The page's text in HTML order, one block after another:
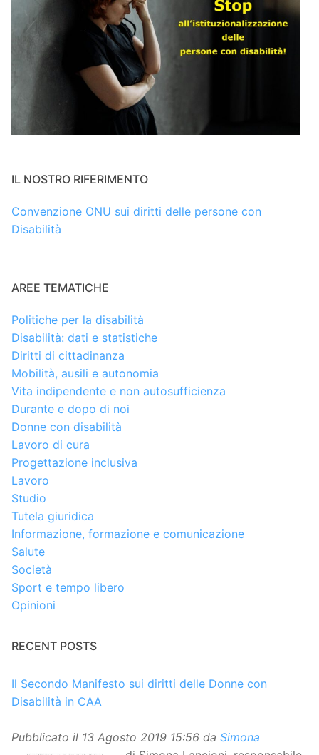
IL NOSTRO RIFERIMENTO
Convenzione ONU sui diritti delle persone con
Disabilità
AREE TEMATICHE
Politiche per la disabilità
Disabilità: dati e statistiche
Diritti di cittadinanza
Mobilità, ausili e autonomia
Vita indipendente e non autosufficienza
Durante e dopo di noi
Donne con disabilità
Lavoro di cura
Progettazione inclusiva
Lavoro
Studio
Tutela giuridica
Informazione, formazione e comunicazione
Salute
Società
Sport e tempo libero
Opinioni
RECENT POSTS
Il Secondo Manifesto sui diritti delle Donne con
Disabilità in CAA
Pubblicato il 13 Agosto 2019 15:56 da Simona